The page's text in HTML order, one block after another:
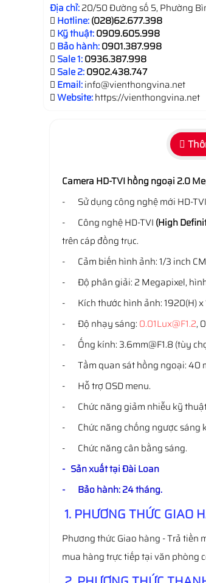
Địa chỉ:20/50 Đường số 5, Phường
Hotline:(028)62.677.398
Kỹ thuật:0909.605.998
Bảo hành:0901.387.998
Sale 1:0936.387.998
Sale 2:0902.438.747
Email:info@vienthongvina.net
Website:https://vienthongvina.net
Camera HD-TVI hồng ngoại 2.0
- Sử dụng công nghệ mới HD-
- Công nghệ HD-TVI (High
trên cáp đồng trục.
- Cảm biến hình ảnh: 1/3 inch
- Độ phân giải: 2 Megapixel, hình
- Kích thước hình ảnh: 1920(H) x
- Độ nhạy sáng: 0.01Lux@F1.2,
- Ống kính: 3.6mm@F1.8 (tùy
- Tầm quan sát hồng ngoại: 40
- Hỗ trợ OSD menu.
- Chức năng giảm nhiễu kỹ thuật
- Chức năng chống ngược sáng
- Chức năng cân bằng sáng.
- Sản xuất tại Đài Loan
- Bảo hành: 24 tháng.
1. PHƯƠNG THỨC GIAO
Phương thức Giao hàng - Trả tiền
mua hàng trực tiếp tại văn phòng